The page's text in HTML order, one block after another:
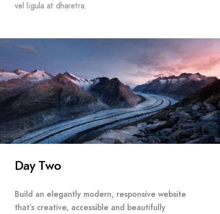
vel ligula at dharetra.
Day Two
Build an elegantly modern, responsive website
that’s creative, accessible and beautifully